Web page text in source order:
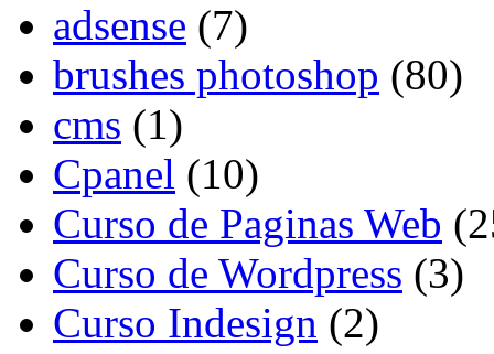
adsense (7)
brushes photoshop (80)
cms (1)
Cpanel (10)
Curso de Paginas Web
Curso de Wordpress (3)
Curso Indesign (2)